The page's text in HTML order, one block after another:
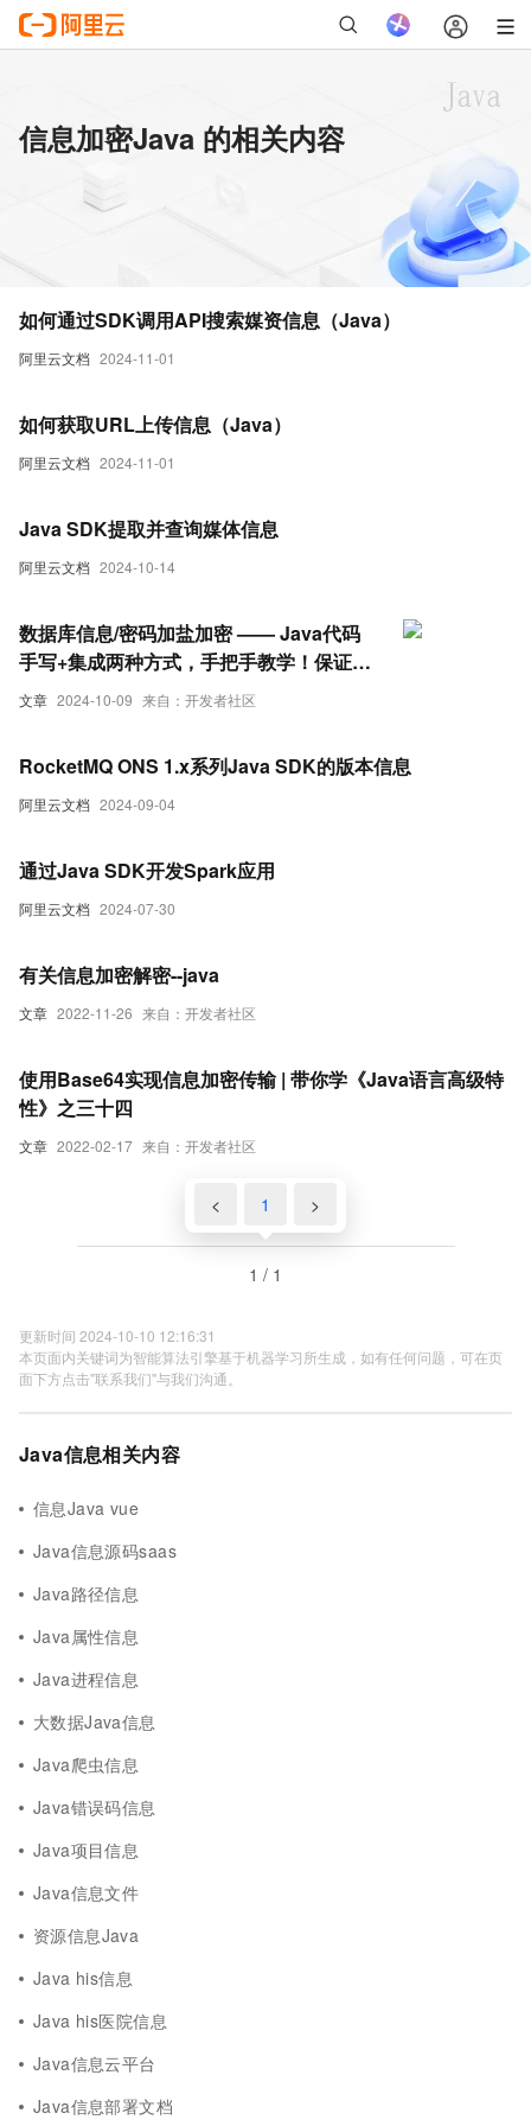
信息加密Java 的相关内容
阿里云文档 2024-11-01
如何通过SDK调用API搜索媒资信息（Java）
阿里云文档 2024-11-01
如何获取URL上传信息（Java）
阿里云文档 2024-10-14
Java SDK提取并查询媒体信息
文章 2024-10-09 来自：开发者社区
数据库信息/密码加盐加密 —— Java代码
手写+集成两种方式，手把手教学！保证能
用！
阿里云文档 2024-09-04
RocketMQ ONS 1.x系列Java SDK的版本信息
阿里云文档 2024-07-30
通过Java SDK开发Spark应用
文章 2022-11-26 来自：开发者社区
有关信息加密解密--java
文章 2022-02-17 来自：开发者社区
使用Base64实现信息加密传输 | 带你学《Java语言高级特
性》之三十四
< 1 >
1 / 1
更新时间 2024-10-10 12:16:31
本页面内关键词为智能算法引擎基于机器学习所生成，如有任何问题，可在页
面下方点击"联系我们"与我们沟通。
Java信息相关内容
信息Java vue
Java信息源码saas
Java路径信息
Java属性信息
Java进程信息
大数据Java信息
Java爬虫信息
Java错误码信息
Java项目信息
Java信息文件
资源信息Java
Java his信息
Java his医院信息
Java信息云平台
Java信息部署文档